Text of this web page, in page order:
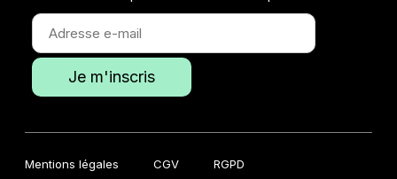
Mentions légales CGV RGPD